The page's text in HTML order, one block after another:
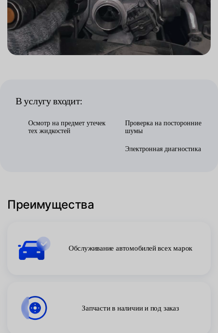
В услугу входит:
Осмотр на предмет утечек
тех жидкостей
Проверка на посторонние
шумы
Электронная диагностика
Преимущества
Обслуживание автомобилей всех марок
Запчасти в наличии и под заказ